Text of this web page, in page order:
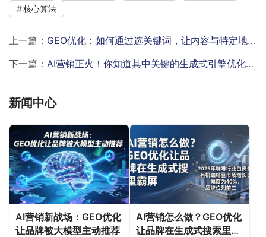
核心算法
上一篇： GEO优化：如何通过选关键词，让内容与特定地理位置更相关？
下一篇： AI营销正火！你知道其中关键的生成式引擎优化（GEO）是什么吗？
新闻中心
AI营销新战场：GEO优化
让品牌被大模型主动推荐
AI营销怎么做？GEO优化
让品牌在生成式搜索里霸